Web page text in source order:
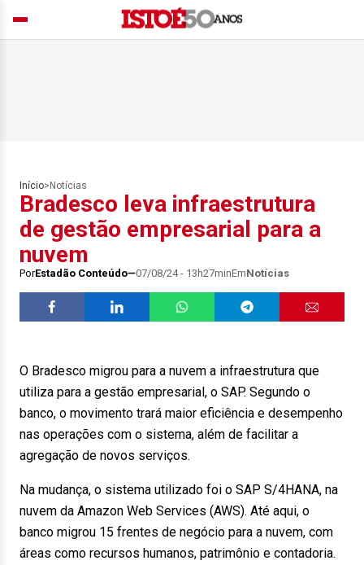
Início> Notícias
Bradesco leva infraestrutura
de gestão empresarial para a
nuvem
PorEstadão Conteúdo 07/08/24 - 13h27minEmNotícias
O Bradesco migrou para a nuvem a infraestrutura que
utiliza para a gestão empresarial, o SAP. Segundo o
banco, o movimento trará maior eficiência e desempenho
nas operações com o sistema, além de facilitar a
agregação de novos serviços.
Na mudança, o sistema utilizado foi o SAP S/4HANA, na
nuvem da Amazon Web Services (AWS). Até aqui, o
banco migrou 15 frentes de negócio para a nuvem, com
áreas como recursos humanos, patrimônio e contadoria.